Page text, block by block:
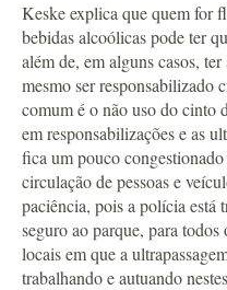
Keske explica que quem for
bebidas alcoólicas pode ter
além de, em alguns casos,
mesmo ser responsabilizado
comum é o não uso do cinto
em responsabilizações e as
fica um pouco
circulação de pessoas e
paciência, pois a polícia está
seguro ao parque, para
locais em que a
trabalhando e autuando